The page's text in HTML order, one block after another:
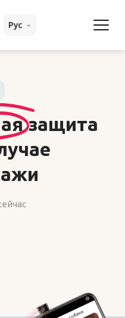
Рус
защита